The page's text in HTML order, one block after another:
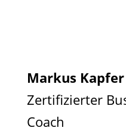
Markus Kapfer
Zertifizierter
Coach